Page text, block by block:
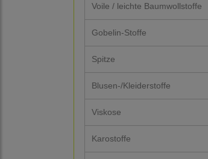
Voile / leichte Baumwollstoffe
Gobelin-Stoffe
Spitze
Blusen-/Kleiderstoffe
Viskose
Karostoffe